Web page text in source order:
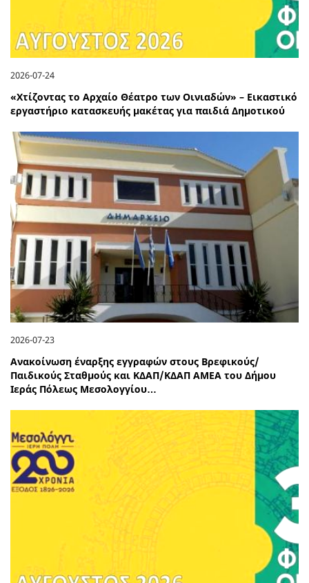
2026-07-24
«Χτίζοντας το Αρχαίο Θέατρο των Οινιαδών» – Εικαστικό
εργαστήριο κατασκευής μακέτας για παιδιά Δημοτικού
2026-07-23
Ανακοίνωση έναρξης εγγραφών στους Βρεφικούς/
Παιδικούς Σταθμούς και ΚΔΑΠ/ΚΔΑΠ ΑΜΕΑ του Δήμου
Ιεράς Πόλεως Μεσολογγίου…